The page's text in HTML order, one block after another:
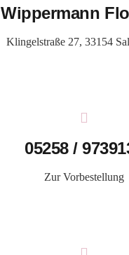
Wippermann
Klingelstraße 27, 33154
05258 /
Zur Vorbestellung